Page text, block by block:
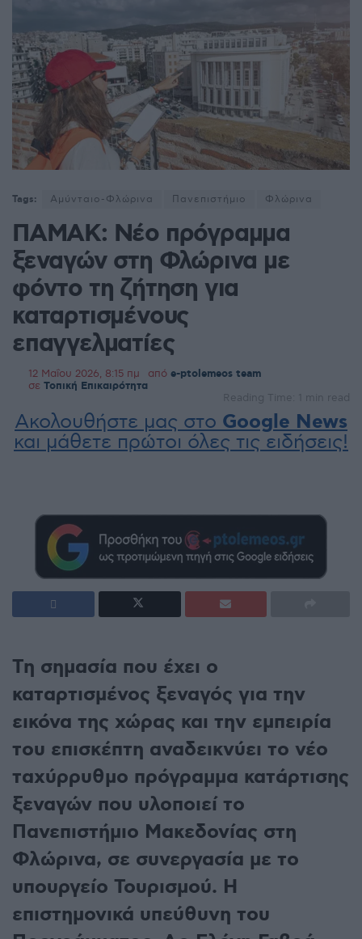
Tags: Αμύνταιο-Φλώρινα Πανεπιστήμιο Φλώρινα
ΠΑΜΑΚ: Νέο πρόγραμμα
ξεναγών στη Φλώρινα με
φόντο τη ζήτηση για
καταρτισμένους
επαγγελματίες
12 Μαΐου 2026, 8:15 πμ από e-ptolemeos team
σε Τοπική Επικαιρότητα
Reading Time: 1 min read
Ακολουθήστε μας στο Google News
και μάθετε πρώτοι όλες τις ειδήσεις!
Τη σημασία που έχει ο
καταρτισμένος ξεναγός για την
εικόνα της χώρας και την εμπειρία
του επισκέπτη αναδεικνύει το νέο
ταχύρρυθμο πρόγραμμα κατάρτισης
ξεναγών που υλοποιεί το
Πανεπιστήμιο Μακεδονίας στη
Φλώρινα, σε συνεργασία με το
υπουργείο Τουρισμού. Η
επιστημονικά υπεύθυνη του